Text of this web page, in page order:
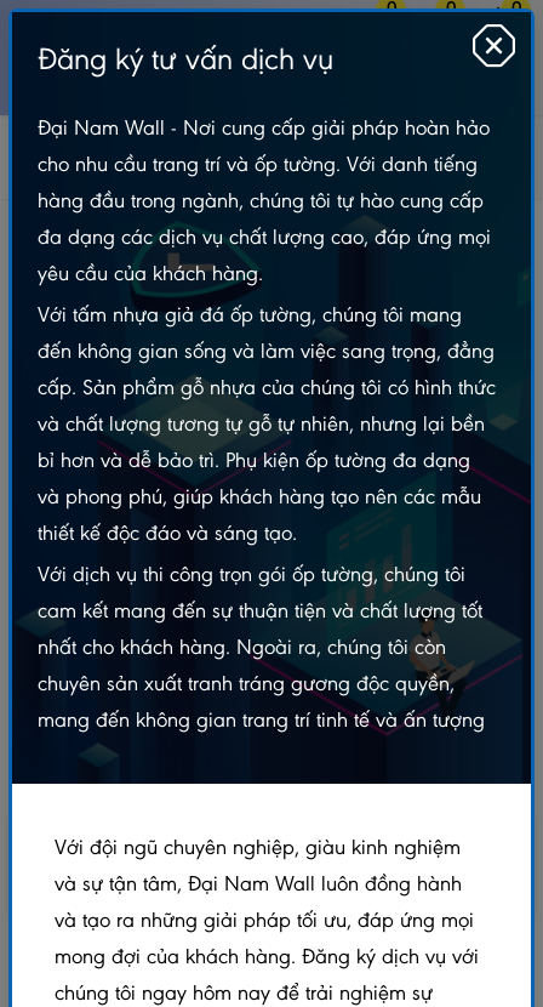
0 0 0
Phụ Kiện Trang Trí
Nẹp Inox Trang Trí
Nẹp Inox T15 Hồng Gương – Dài 2m4
Nẹp Inox T15 Hồng Gương – Dài 2m4
NẸP INOX T15 HỒNG GƯƠNG – DÀI 2M4
Đăng ký tư vấn dịch vụ
Đại Nam Wall - Nơi cung cấp giải pháp hoàn hảo
cho nhu cầu trang trí và ốp tường. Với danh tiếng
hàng đầu trong ngành, chúng tôi tự hào cung cấp
đa dạng các dịch vụ chất lượng cao, đáp ứng mọi
yêu cầu của khách hàng.
Với tấm nhựa giả đá ốp tường, chúng tôi mang
đến không gian sống và làm việc sang trọng, đẳng
cấp. Sản phẩm gỗ nhựa của chúng tôi có hình thức
và chất lượng tương tự gỗ tự nhiên, nhưng lại bền
bỉ hơn và dễ bảo trì. Phụ kiện ốp tường đa dạng
và phong phú, giúp khách hàng tạo nên các mẫu
thiết kế độc đáo và sáng tạo.
Với dịch vụ thi công trọn gói ốp tường, chúng tôi
cam kết mang đến sự thuận tiện và chất lượng tốt
nhất cho khách hàng. Ngoài ra, chúng tôi còn
chuyên sản xuất tranh tráng gương độc quyền,
mang đến không gian trang trí tinh tế và ấn tượng
Với đội ngũ chuyên nghiệp, giàu kinh nghiệm
và sự tận tâm, Đại Nam Wall luôn đồng hành
và tạo ra những giải pháp tối ưu, đáp ứng mọi
mong đợi của khách hàng. Đăng ký dịch vụ với
chúng tôi ngay hôm nay để trải nghiệm sự